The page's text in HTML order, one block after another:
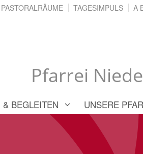
Pfarrei
PASTORALRÄUME TAGESIMPULS A
BEGLEITEN UNSERE